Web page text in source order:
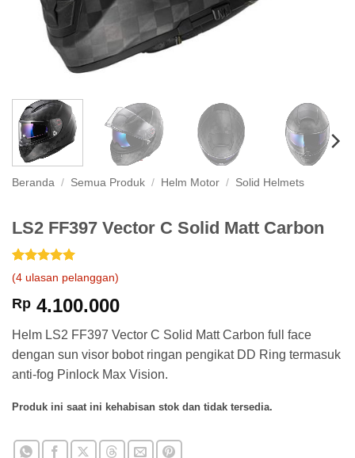
Beranda / Semua Produk / Helm Motor / Solid Helmets
LS2 FF397 Vector C Solid Matt Carbon
Peringkat5
dari 5
berdasarkan
4
penilaian
(4 ulasan pelanggan)
Rp 4.100.000
Helm LS2 FF397 Vector C Solid Matt Carbon full face
dengan sun visor bobot ringan pengikat DD Ring termasuk
anti-fog Pinlock Max Vision.
Produk ini saat ini kehabisan stok dan tidak tersedia.